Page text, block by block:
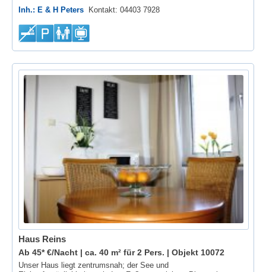
Inh.: E & H Peters
Kontakt: 04403 7928
Haus Reins
Ab 45* €/Nacht | ca. 40 m² für 2 Pers. | Objekt 10072
Unser Haus liegt zentrumsnah; der See und